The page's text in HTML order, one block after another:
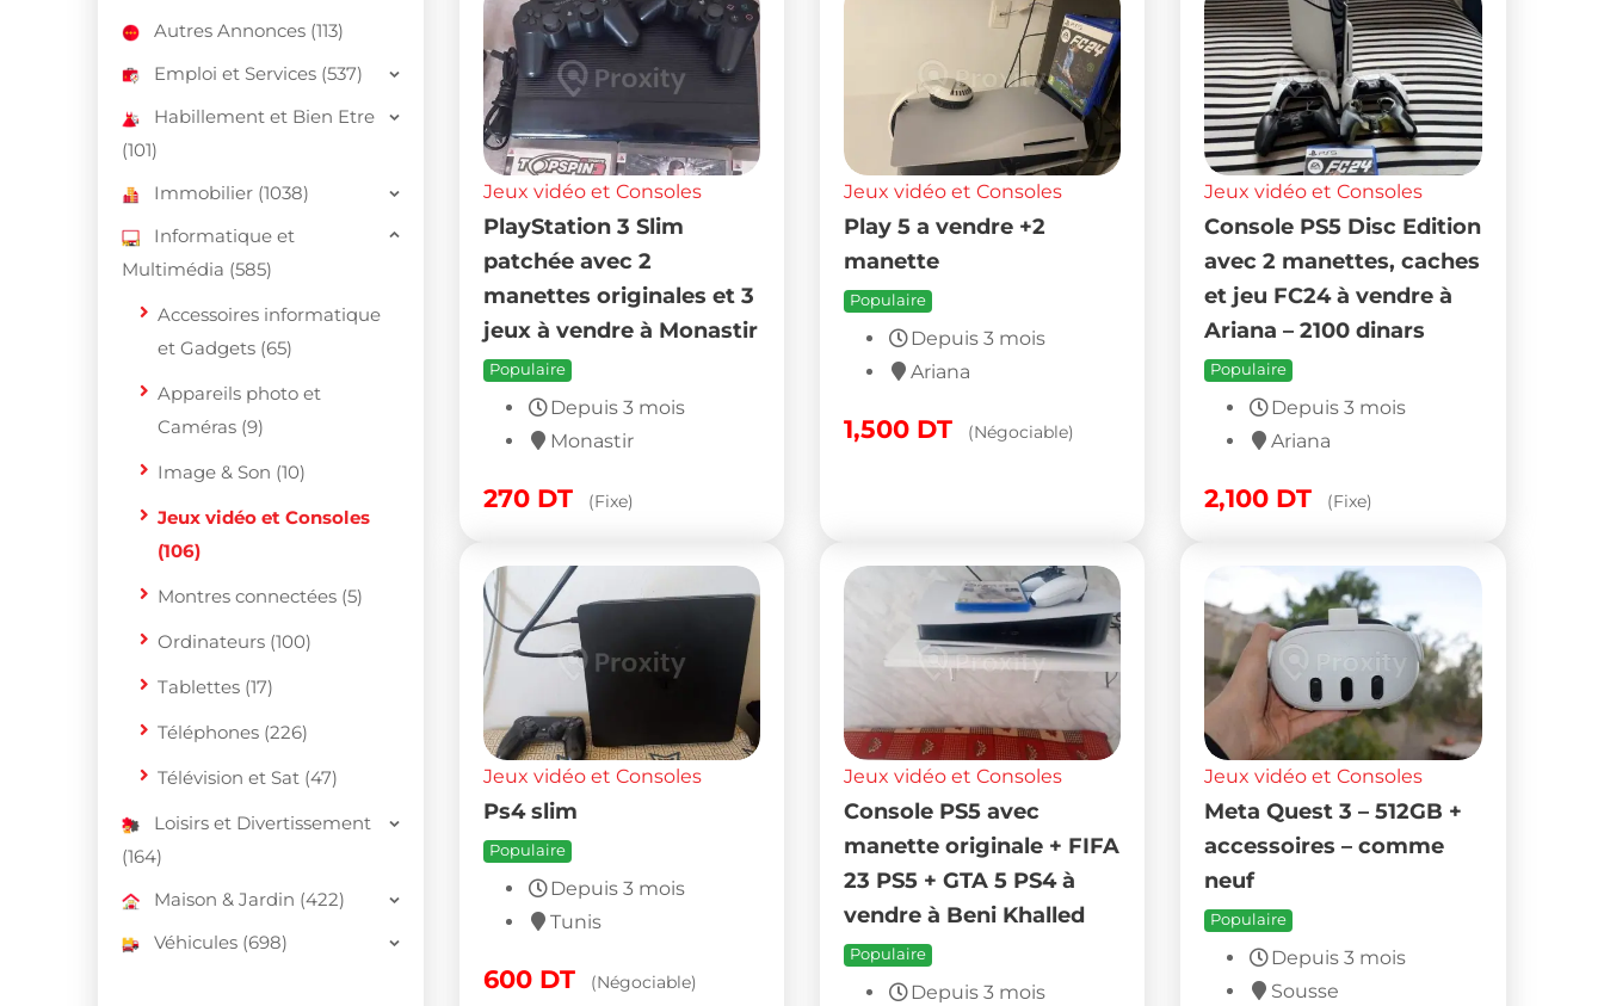
Autres Annonces (113)
Emploi et Services (537)
Habillement et Bien Etre
(101)
Immobilier (1038)
Informatique et
Multimédia (585)
Accessoires informatique
et Gadgets (65)
Appareils photo et
Caméras (9)
Image & Son (10)
Jeux vidéo et Consoles
(106)
Montres connectées (5)
Ordinateurs (100)
Tablettes (17)
Téléphones (226)
Télévision et Sat (47)
Loisirs et Divertissement
(164)
Maison & Jardin (422)
Véhicules (698)
Jeux vidéo et Consoles
PlayStation 3 Slim
patchée avec 2
manettes originales et 3
jeux à vendre à Monastir
Populaire
Depuis 3 mois
Monastir
270 DT (Fixe)
Jeux vidéo et Consoles
Play 5 a vendre +2
manette
Populaire
Depuis 3 mois
Ariana
1,500 DT (Négociable)
Jeux vidéo et Consoles
Console PS5 Disc Edition
avec 2 manettes, caches
et jeu FC24 à vendre à
Ariana – 2100 dinars
Populaire
Depuis 3 mois
Ariana
2,100 DT (Fixe)
Jeux vidéo et Consoles
Ps4 slim
Populaire
Depuis 3 mois
Tunis
600 DT (Négociable)
Jeux vidéo et Consoles
Console PS5 avec
manette originale + FIFA
23 PS5 + GTA 5 PS4 à
vendre à Beni Khalled
Populaire
Depuis 3 mois
Jeux vidéo et Consoles
Meta Quest 3 – 512GB +
accessoires – comme
neuf
Populaire
Depuis 3 mois
Sousse